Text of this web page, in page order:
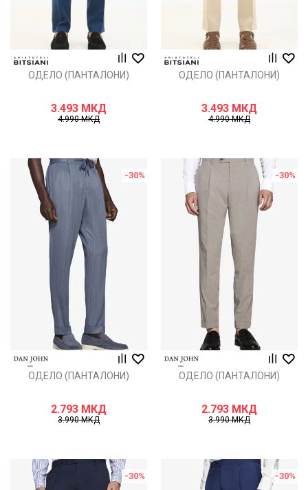
ОДЕЛО (ПАНТАЛОНИ)
3.493 МКД
4.990МКД
ОДЕЛО (ПАНТАЛОНИ)
3.493 МКД
4.990МКД
-30%
ОДЕЛО (ПАНТАЛОНИ)
2.793 МКД
3.990МКД
-30%
ОДЕЛО (ПАНТАЛОНИ)
2.793 МКД
3.990МКД
-30% -30%